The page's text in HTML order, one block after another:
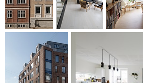
iøjnefaldende udseende igennem en
karnap, der orienterer sig mod
familieskab med de mange karnapper
bygningsfremspring, man ser på